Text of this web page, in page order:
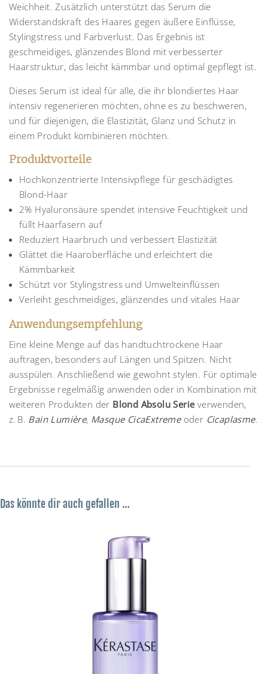
Weichheit. Zusätzlich unterstützt das Serum die
Widerstandskraft des Haares gegen äußere Einflüsse,
Stylingstress und Farbverlust. Das Ergebnis ist
geschmeidiges, glänzendes Blond mit verbesserter
Haarstruktur, das leicht kämmbar und optimal gepflegt ist.
Dieses Serum ist ideal für alle, die ihr blondiertes Haar
intensiv regenerieren möchten, ohne es zu beschweren,
und für diejenigen, die Elastizität, Glanz und Schutz in
einem Produkt kombinieren möchten.
Produktvorteile
Hochkonzentrierte Intensivpflege für geschädigtes
Blond-Haar
2% Hyaluronsäure spendet intensive Feuchtigkeit und
füllt Haarfasern auf
Reduziert Haarbruch und verbessert Elastizität
Glättet die Haaroberfläche und erleichtert die
Kämmbarkeit
Schützt vor Stylingstress und Umwelteinflüssen
Verleiht geschmeidiges, glänzendes und vitales Haar
Anwendungsempfehlung
Eine kleine Menge auf das handtuchtrockene Haar
auftragen, besonders auf Längen und Spitzen. Nicht
ausspülen. Anschließend wie gewohnt stylen. Für optimale
Ergebnisse regelmäßig anwenden oder in Kombination mit
weiteren Produkten der Blond Absolu Serieverwenden,
z. B. Bain Lumière, Masque CicaExtremeoder Cicaplasme.
Das könnte dir auch gefallen …